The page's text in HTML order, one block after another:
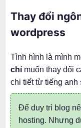
Thay đổi
wordpress
Tình hình là mình
chỉ muốn thay đổi
chi tiết từ tiếng anh
Để duy trì blog
hosting. Nhưng